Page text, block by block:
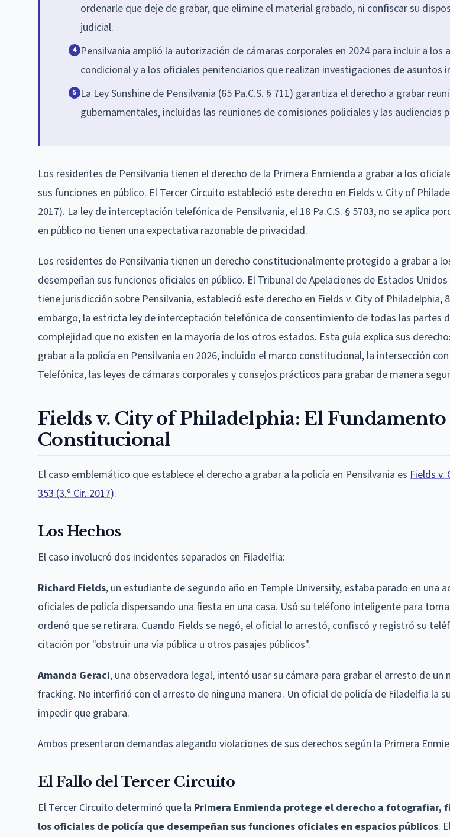
ordenarle que deje de grabar, que elimine el material grabado, ni confiscar su
judicial.
4 Pensilvania amplió la autorización de cámaras corporales en 2024 para incluir a los
condicional y a los oficiales penitenciarios que realizan investigaciones de asuntos
5 La Ley Sunshine de Pensilvania (65 Pa.C.S. § 711) garantiza el derecho a grabar
gubernamentales, incluidas las reuniones de comisiones policiales y las audiencias
Los residentes de Pensilvania tienen el derecho de la Primera Enmienda a grabar a los
sus funciones en público. El Tercer Circuito estableció este derecho en Fields v. City of
2017). La ley de interceptación telefónica de Pensilvania, el 18 Pa.C.S. § 5703, no se aplica
en público no tienen una expectativa razonable de privacidad.
Los residentes de Pensilvania tienen un derecho constitucionalmente protegido a grabar a
desempeñan sus funciones oficiales en público. El Tribunal de Apelaciones de Estados
tiene jurisdicción sobre Pensilvania, estableció este derecho en Fields v. City of Philadelphia,
embargo, la estricta ley de interceptación telefónica de consentimiento de todas las partes
complejidad que no existen en la mayoría de los otros estados. Esta guía explica sus
grabar a la policía en Pensilvania en 2026, incluido el marco constitucional, la intersección
Telefónica, las leyes de cámaras corporales y consejos prácticos para grabar de manera
Fields v. City of Philadelphia: El Fundamento
Constitucional
El caso emblemático que establece el derecho a grabar a la policía en Pensilvania es Fields v.
353 (3.º Cir. 2017).
Los Hechos
El caso involucró dos incidentes separados en Filadelfia:
Richard Fields, un estudiante de segundo año en Temple University, estaba parado en una
oficiales de policía dispersando una fiesta en una casa. Usó su teléfono inteligente para
ordenó que se retirara. Cuando Fields se negó, el oficial lo arrestó, confiscó y registró su
citación por "obstruir una vía pública u otros pasajes públicos".
Amanda Geraci, una observadora legal, intentó usar su cámara para grabar el arresto de
fracking. No interfirió con el arresto de ninguna manera. Un oficial de policía de Filadelfia la
impedir que grabara.
Ambos presentaron demandas alegando violaciones de sus derechos según la Primera
El Fallo del Tercer Circuito
El Tercer Circuito determinó que la Primera Enmienda protege el derecho a fotografiar,
los oficiales de policía que desempeñan sus funciones oficiales en espacios públicos.